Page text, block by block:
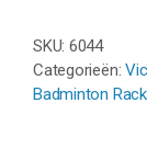
aantal
SKU: 6044
Categorieën:
Badminton